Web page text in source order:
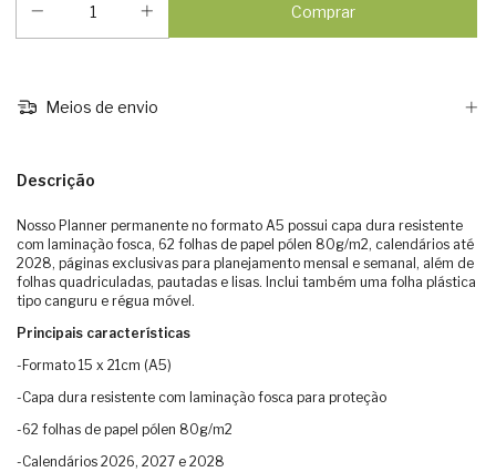
Meios de envio
Descrição
Nosso Planner permanente no formato A5 possui capa dura resistente
com laminação fosca, 62 folhas de papel pólen 80g/m2, calendários até
2028, páginas exclusivas para planejamento mensal e semanal, além de
folhas quadriculadas, pautadas e lisas. Inclui também uma folha plástica
tipo canguru e régua móvel.
Principais características
-Formato 15 x 21cm (A5)
-Capa dura resistente com laminação fosca para proteção
-62 folhas de papel pólen 80g/m2
-Calendários 2026, 2027 e 2028